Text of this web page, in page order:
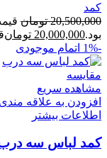
کمد
20,500,000 تومان
بود.20,000,000 تومان
-1%
اتمام موجودی
مقایسه
مشاهده سریع
افزودن به علاقه مندی
اطلاعات بیشتر
کمد لباس سه